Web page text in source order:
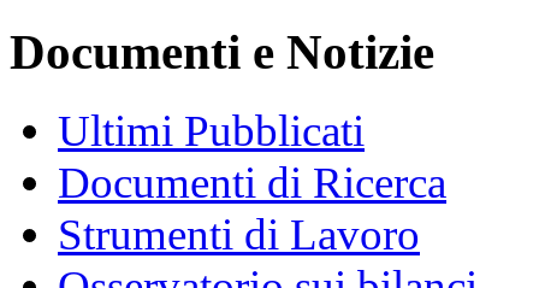
Documenti e Notizie
Ultimi Pubblicati
Documenti di Ricerca
Strumenti di Lavoro